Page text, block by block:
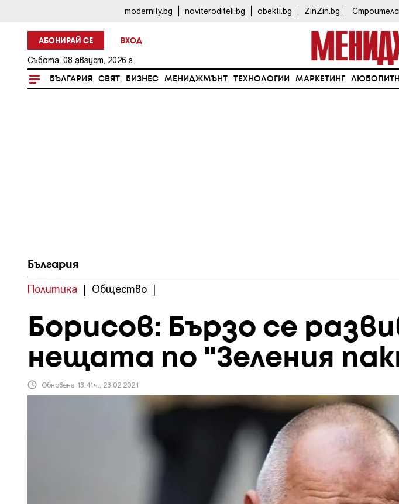
modernity.bg noviteroditeli.bg obekti.bg ZinZin.bg
АБОНИРАЙ СЕ ВХОД
Събота, 08 август, 2026 г.
БЪЛГАРИЯ СВЯТ БИЗНЕС МЕНИДЖМЪНТ ТЕХНОЛОГИИ МАРКЕТИНГ
България
Политика | Общество |
Борисов: Бързо се
нещата по "Зеления
Обновена 13:41ч., 23.02.2021